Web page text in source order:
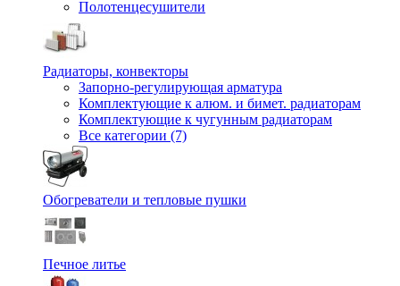
Полотенцесушители
Радиаторы, конвекторы
Запорно-регулирующая арматура
Комплектующие к алюм. и бимет. радиаторам
Комплектующие к чугунным радиаторам
Все категории (7)
Обогреватели и тепловые пушки
Печное литье